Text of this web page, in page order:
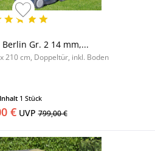
Gr. 2 14 mm,...
210 cm, Doppeltür, inkl. Boden
Inhalt 1 Stück
€UVP799,00 €